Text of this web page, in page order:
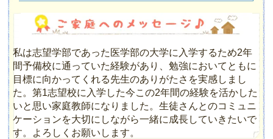
私は志望学部であった医学部の大学に入学するため2年
間予備校に通っていた経験があり、勉強においてともに
目標に向かってくれる先生のありがたさを実感しまし
た。第1志望校に入学した今この2年間の経験を活かした
いと思い家庭教師になりました。生徒さんとのコミュニ
ケーションを大切にしながら一緒に成長していきたいで
す。よろしくお願いします。